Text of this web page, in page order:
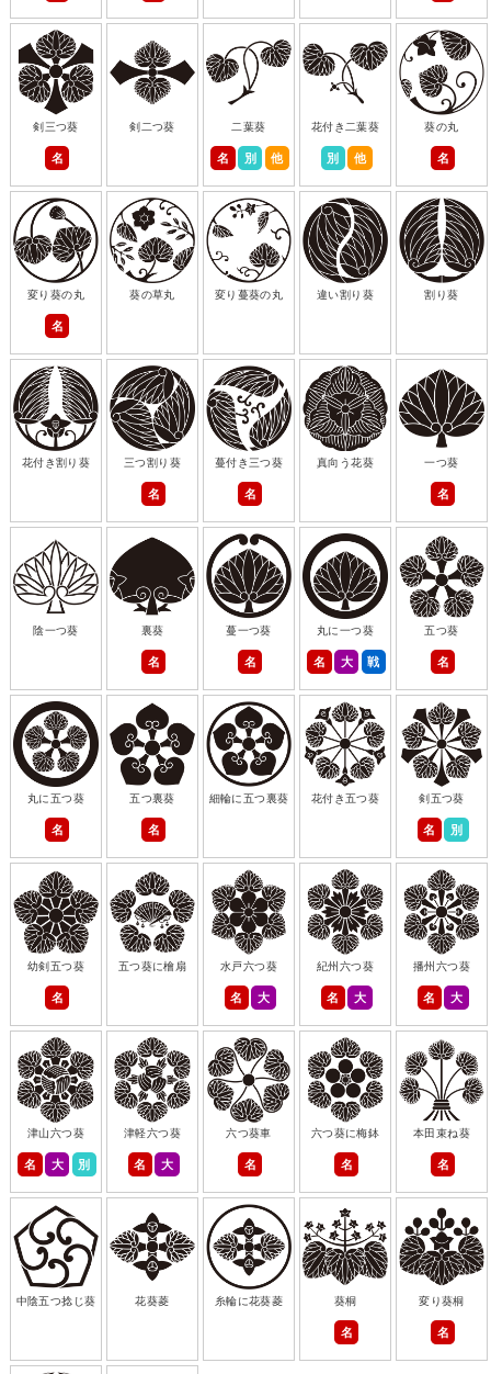
剣三つ葵
名
剣二つ葵 二葉葵
名 別 他
花付き二葉葵
別 他
葵の丸
名
変り葵の丸
名
葵の草丸 変り蔓葵の丸 違い割り葵 割り葵
花付き割り葵 三つ割り葵
名
蔓付き三つ葵
名
真向う花葵 一つ葵
名
陰一つ葵 裏葵
名
蔓一つ葵
名
丸に一つ葵
名 大 戦
五つ葵
名
丸に五つ葵
名
五つ裏葵
名
細輪に五つ裏葵 花付き五つ葵 剣五つ葵
名 別
幼剣五つ葵
名
五つ葵に檜扇 水戸六つ葵
名 大
紀州六つ葵
名 大
播州六つ葵
名 大
津山六つ葵
名 大 別
津軽六つ葵
名 大
六つ葵車
名
六つ葵に梅鉢
名
本田束ね葵
名
中陰五つ捻じ葵 花葵菱 糸輪に花葵菱 葵桐
名
変り葵桐
名